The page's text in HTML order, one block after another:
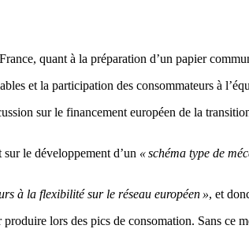
quant à la préparation d’un papier
et la participation des consommateurs à
sur le financement européen de la
le développement d’un « schéma type de
à la flexibilité sur le réseau européen », et
lors des pics de consomation. Sans ce